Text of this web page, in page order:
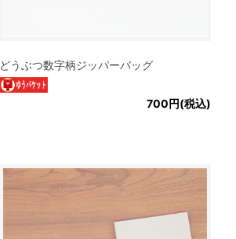
どうぶつ数字柄ジッパーバッグ
700円(税込)